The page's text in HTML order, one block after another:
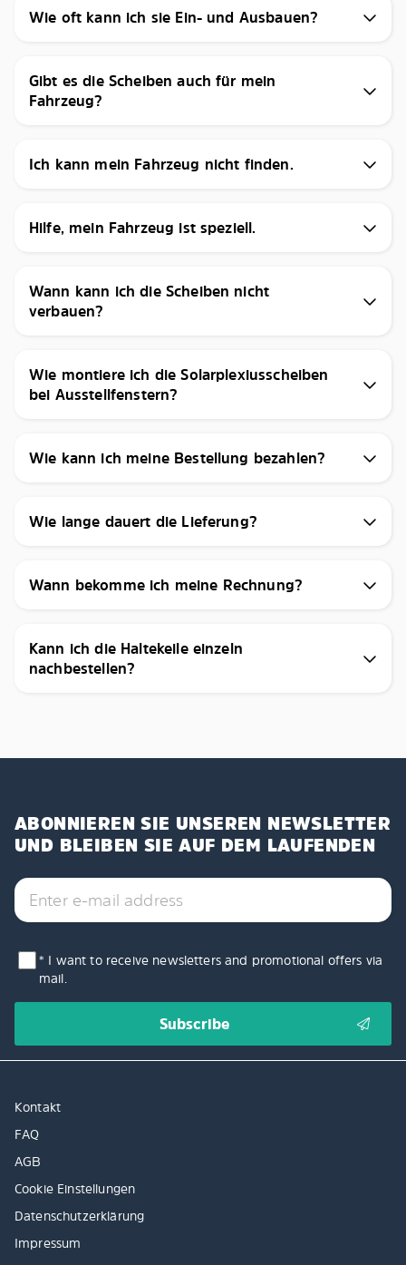
Wie oft kann ich sie Ein- und Ausbauen?
Gibt es die Scheiben auch für mein
Fahrzeug?
Ich kann mein Fahrzeug nicht finden.
Hilfe, mein Fahrzeug ist speziell.
Wann kann ich die Scheiben nicht
verbauen?
Wie montiere ich die Solarplexiusscheiben
bei Ausstellfenstern?
Wie kann ich meine Bestellung bezahlen?
Wie lange dauert die Lieferung?
Wann bekomme ich meine Rechnung?
Kann ich die Haltekeile einzeln
nachbestellen?
ABONNIEREN SIE UNSEREN NEWSLETTER
UND BLEIBEN SIE AUF DEM LAUFENDEN
* I want to receive newsletters and promotional offers via
mail.
Kontakt
FAQ
AGB
Cookie Einstellungen
Datenschutzerklärung
Impressum